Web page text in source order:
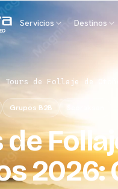
Servicios Destinos
Tours de Follaje de
Grupos B2B
de
2026: